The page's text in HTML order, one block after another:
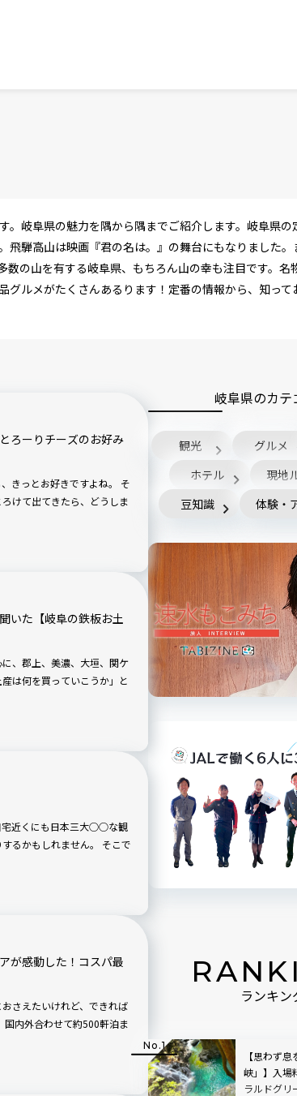
。岐阜県の魅力を隅から隅までご紹介します。岐阜県
飛騨高山は映画『君の名は。』の舞台にもなりました
数の山を有する岐阜県、もちろん山の幸も注目です。
グルメがたくさんあるります！定番の情報から、知っ
ろーりチーズのお好み
っとお好きですよね。 そ
けて出てきたら、どうしま
いた【岐阜の鉄板お土
、郡上、美濃、大垣、関ケ
は何を買っていこうか」と
宅近くにも日本三大○○な観
しれません。 そこで
が感動した！コスパ最
さえたいけれど、できれば
岐阜県のカテ
観光
グルメ
ホテル
現地
豆知識
体験・
ランキン
【思わず
峡」】入場
ラルドグリ